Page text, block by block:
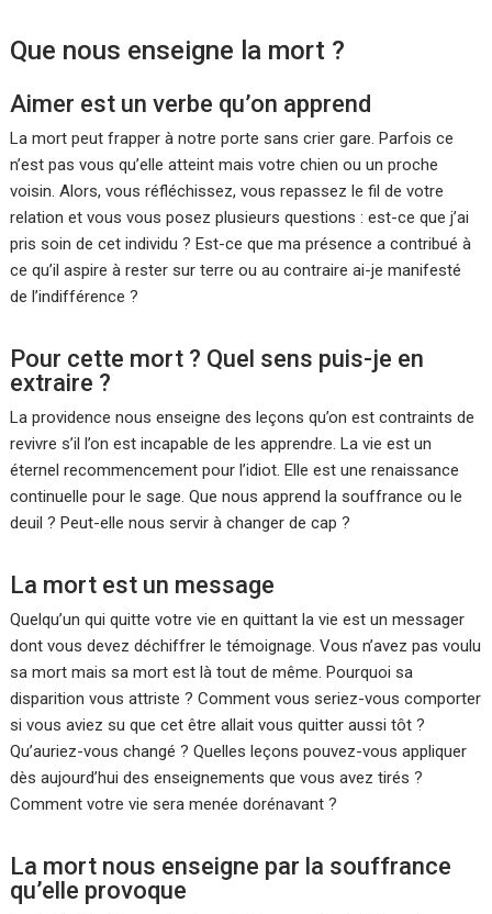
Que nous enseigne la mort ?
Aimer est un verbe qu’on apprend
La mort peut frapper à notre porte sans crier gare. Parfois ce
n’est pas vous qu’elle atteint mais votre chien ou un proche
voisin. Alors, vous réfléchissez, vous repassez le fil de votre
relation et vous vous posez plusieurs questions : est-ce que j’ai
pris soin de cet individu ? Est-ce que ma présence a contribué à
ce qu’il aspire à rester sur terre ou au contraire ai-je manifesté
de l’indifférence ?
Pour cette mort ? Quel sens puis-je en
extraire ?
La providence nous enseigne des leçons qu’on est contraints de
revivre s’il l’on est incapable de les apprendre. La vie est un
éternel recommencement pour l’idiot. Elle est une renaissance
continuelle pour le sage. Que nous apprend la souffrance ou le
deuil ? Peut-elle nous servir à changer de cap ?
La mort est un message
Quelqu’un qui quitte votre vie en quittant la vie est un messager
dont vous devez déchiffrer le témoignage. Vous n’avez pas voulu
sa mort mais sa mort est là tout de même. Pourquoi sa
disparition vous attriste ? Comment vous seriez-vous comporter
si vous aviez su que cet être allait vous quitter aussi tôt ?
Qu’auriez-vous changé ? Quelles leçons pouvez-vous appliquer
dès aujourd’hui des enseignements que vous avez tirés ?
Comment votre vie sera menée dorénavant ?
La mort nous enseigne par la souffrance
qu’elle provoque